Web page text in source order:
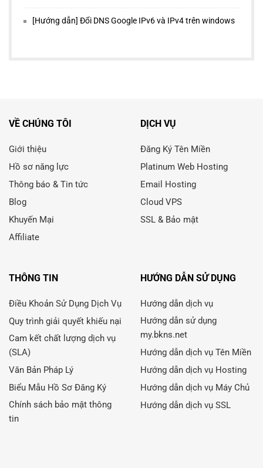
[Hướng dẫn] Đổi DNS Google IPv6 và IPv4 trên windows
VỀ CHÚNG TÔI
Giới thiệu
Hồ sơ năng lực
Thông báo & Tin tức
Blog
Khuyến Mại
Affiliate
DỊCH VỤ
Đăng Ký Tên Miền
Platinum Web Hosting
Email Hosting
Cloud VPS
SSL & Bảo mật
THÔNG TIN
Điều Khoản Sử Dụng Dịch Vụ
Quy trình giải quyết khiếu nại
Cam kết chất lượng dịch vụ
(SLA)
Văn Bản Pháp Lý
Biểu Mẫu Hồ Sơ Đăng Ký
Chính sách bảo mật thông
tin
HƯỚNG DẪN SỬ DỤNG
Hướng dẫn dịch vụ
Hướng dẫn sử dụng
my.bkns.net
Hướng dẫn dịch vụ Tên Miền
Hướng dẫn dịch vụ Hosting
Hướng dẫn dịch vụ Máy Chủ
Hướng dẫn dịch vụ SSL